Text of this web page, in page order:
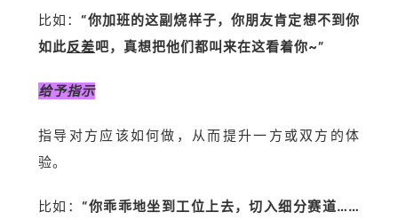
比如：“你加班的这副烧样子，你朋友肯定想不到你
如此反差吧，真想把他们都叫来在这看着你~”
给予指示
指导对方应该如何做，从而提升一方或双方的体
验。
比如：“你乖乖地坐到工位上去，切入细分赛道……